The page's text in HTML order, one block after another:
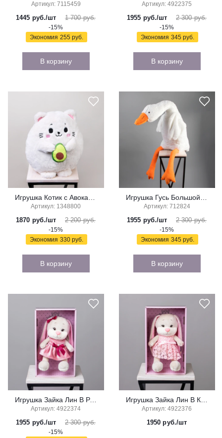
Артикул: 7115459
1445 руб./шт 1 700 руб.
-15%
Экономия 255 руб.
В корзину
Артикул: 4922375
1955 руб./шт 2 300 руб.
-15%
Экономия 345 руб.
В корзину
Артикул: 1348800
1870 руб./шт 2 200 руб.
-15%
Экономия 330 руб.
В корзину
Артикул: 712824
1955 руб./шт 2 300 руб.
-15%
Экономия 345 руб.
В корзину
Игрушка Зайка Лин В Розовом Бархатном Платьице С Бантиком, 20 см, В Коробке
Артикул: 4922374
1955 руб./шт 2 300 руб.
-15%
Артикул: 4922376
1950 руб./шт